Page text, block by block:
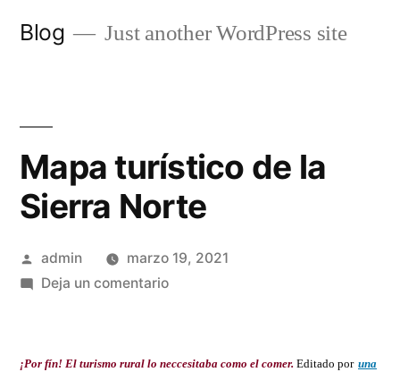
Blog Just another WordPress site
Mapa turístico de la
Sierra Norte
Publicado
por
admin
marzo 19, 2021
Deja un comentarioen
¡Por fín! El turismo rural lo neccesitaba como el comer. Editado por una